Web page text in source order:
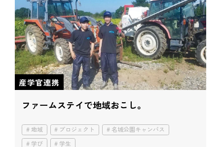
産学官連携
ファームステイで地域おこし。
地域 プロジェクト
名城公園キャンパス
学び
学生